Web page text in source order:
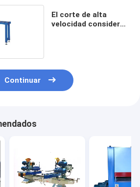
El corte de alta
velocidad consideró
Continuar